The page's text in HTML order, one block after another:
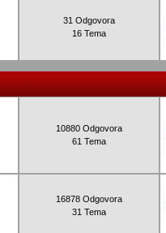
31 Odgovora
16 Tema
10880 Odgovora
61 Tema
16878 Odgovora
31 Tema